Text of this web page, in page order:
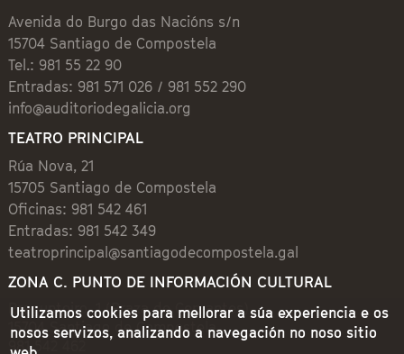
Avenida do Burgo das Nacións s/n
15704 Santiago de Compostela
Tel.: 981 55 22 90
Entradas: 981 571 026 / 981 552 290
info@auditoriodegalicia.org
TEATRO PRINCIPAL
Rúa Nova, 21
15705 Santiago de Compostela
Oficinas: 981 542 461
Entradas: 981 542 349
teatroprincipal@santiagodecompostela.gal
ZONA C. PUNTO DE INFORMACIÓN CULTURAL
Preguntoiro, 1 (Praza de Cervantes)
15704 Santiago de Compostela
981 542 462
Utilizamos cookies para mellorar a súa experiencia e os
nosos servizos, analizando a navegación no noso sitio